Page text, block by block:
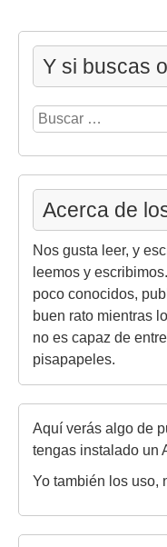
Y si buscas
Buscar:
Acerca de
Nos gusta leer, y
leemos y
poco conocidos,
buen rato mientras
no es capaz de
pisapapeles.
Aquí verás algo de
tengas instalado un
Yo también los uso,